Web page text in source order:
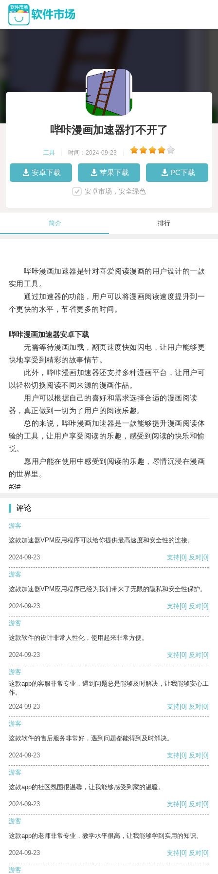
哔咔漫画加速器打不开了
工具 时间：2024-09-23
安卓下载 苹果下载 PC下载
安卓市场，安全绿色
简介 排行
哔咔漫画加速器是针对喜爱阅读漫画的用户设计的一款
实用工具。
通过加速器的功能，用户可以将漫画阅读速度提升到一
个更快的水平，节省更多的时间。
哔咔漫画加速器安卓下载
无需等待漫画加载，翻页速度快如闪电，让用户能够更
快地享受到精彩的故事情节。
此外，哔咔漫画加速器还支持多种漫画平台，让用户可
以轻松切换阅读不同来源的漫画作品。
用户可以根据自己的喜好和需求选择合适的漫画阅读
器，真正做到一切为了用户的阅读乐趣。
总的来说，哔咔漫画加速器是一款能够提升漫画阅读体
验的工具，让用户享受阅读的乐趣，感受到阅读的快乐和愉
悦。
愿用户能在使用中感受到阅读的乐趣，尽情沉浸在漫画
的世界里。
#3#
评论
游客
这款加速器VPM应用程序可以给你提供最高速度和安全性的连接。
2024-09-23 支持[0] 反对[0]
游客
这款加速器VPM应用程序已经为我们带来了无限的隐私和安全性保护。
2024-09-23 支持[0] 反对[0]
游客
这款软件的设计非常人性化，使用起来非常方便。
2024-09-23 支持[0] 反对[0]
游客
这款app的客服非常专业，遇到问题总是能够及时解决，让我能够安心工
作。
2024-09-23
支持[0] 反对[0]
游客
这款软件的售后服务非常好，遇到问题都能得到及时解决。
2024-09-23 支持[0] 反对[0]
游客
这款app的社区氛围很温馨，让我能够感受到家的温暖。
2024-09-23 支持[0] 反对[0]
游客
这款app的老师非常专业，教学水平很高，让我能够学到实用的知识。
2024-09-23 支持[0] 反对[0]
游客